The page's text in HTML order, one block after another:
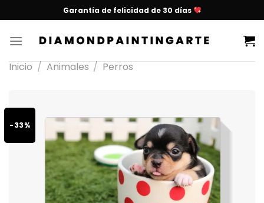
Garantía de felicidad de 30 días
Inicio / Animales / Perros
-33%